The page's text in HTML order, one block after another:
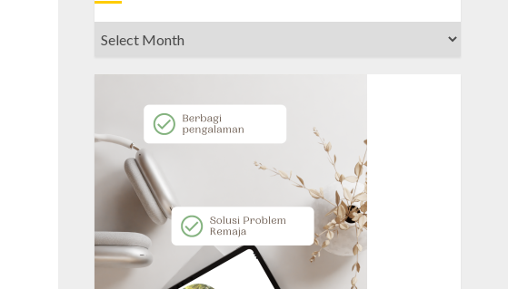
Archives